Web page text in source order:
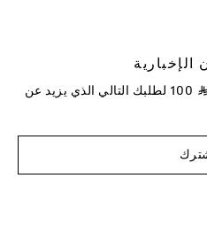
⃁
لطلبك التالي الذي يزيد عن